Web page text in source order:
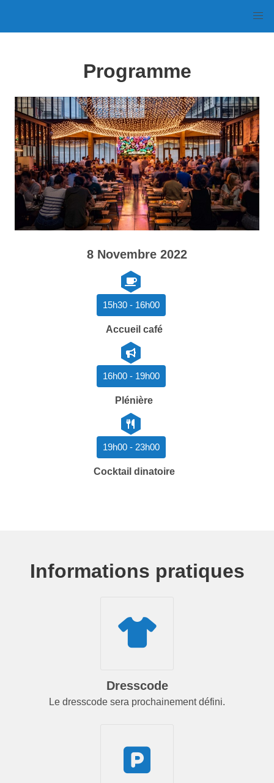
Programme
8 Novembre 2022
15h30 - 16h00
Accueil café
16h00 - 19h00
Plénière
19h00 - 23h00
Cocktail dinatoire
Informations pratiques
Dresscode
Le dresscode sera prochainement défini.